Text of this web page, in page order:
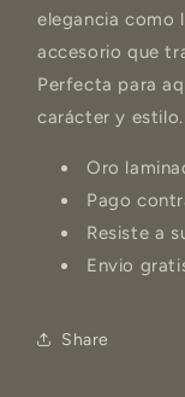
elegancia como
accesorio que
Perfecta para
carácter y estilo.
Oro
Pago
Resiste a
Envio
Share